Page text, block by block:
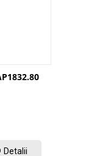
Detalii